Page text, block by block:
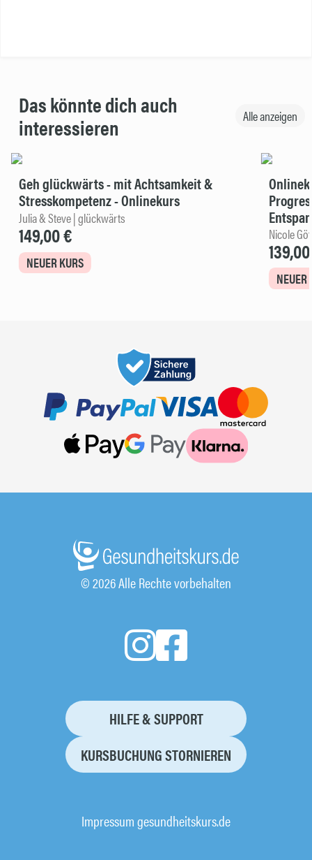
Das könnte dich auch
interessieren Alle anzeigen
Geh glückwärts - mit Achtsamkeit &
Stresskompetenz - Onlinekurs
Julia & Steve | glückwärts
149,00 €
NEUER KURS
Nicole
NEUER
© 2026 Alle Rechte vorbehalten
HILFE & SUPPORT
KURSBUCHUNG STORNIEREN
Impressum gesundheitskurs.de